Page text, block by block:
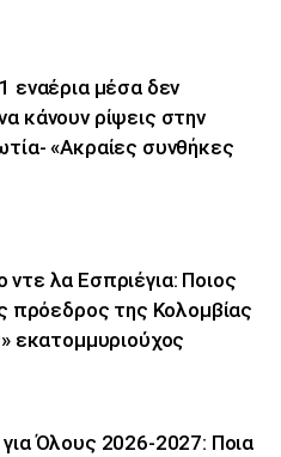
εναέρια μέσα δεν
κάνουν ρίψεις στην
«Ακραίες συνθήκες
λα Εσπριέγια: Ποιος
πρόεδρος της Κολομβίας
εκατομμυριούχος
Όλους 2026-2027: Ποια